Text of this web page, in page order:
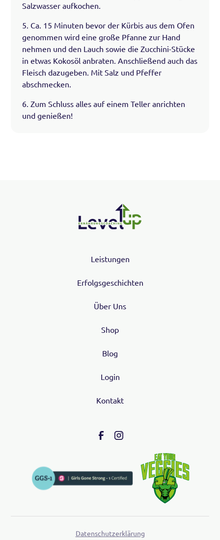
Salzwasser aufkochen.
5. Ca. 15 Minuten bevor der Kürbis aus dem Ofen
genommen wird eine große Pfanne zur Hand
nehmen und den Lauch sowie die Zucchini-Stücke
in etwas Kokosöl anbraten. Anschließend auch das
Fleisch dazugeben. Mit Salz und Pfeffer
abschmecken.
6. Zum Schluss alles auf einem Teller anrichten
und genießen!
Leistungen
Erfolgsgeschichten
Über Uns
Shop
Blog
Login
Kontakt
Datenschutzerklärung